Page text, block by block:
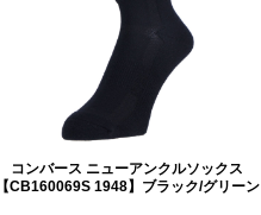
コンバース ニューアンクルソックス
【CB160069S 1948】ブラック/グリーン